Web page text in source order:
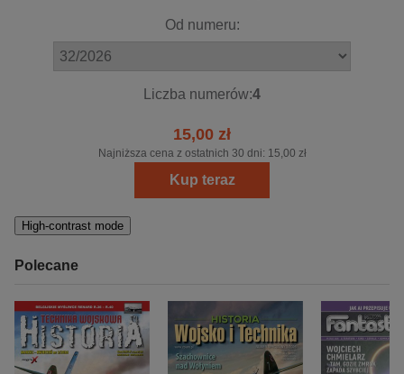
Od numeru:
Liczba numerów:4
15,00 zł
Najniższa cena z ostatnich 30 dni: 15,00 zł
Kup teraz
High-contrast mode
Polecane